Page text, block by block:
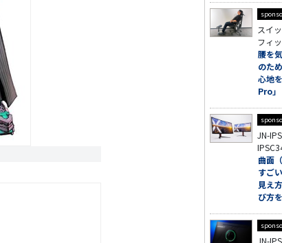
スイ
フィ
腰を
のた
心地
Pro」
JN-
曲面
すご
見え
び方
JN-